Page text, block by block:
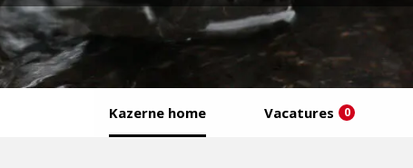
Kazerne home Vacatures 0